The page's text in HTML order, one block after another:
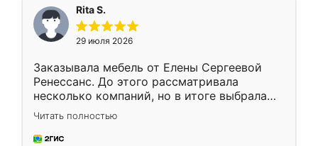
Rita S.
29 июля 2026
Заказывала мебель от Елены Сергеевой
Ренессанс. До этого рассматривала
несколько компаний, но в итоге выбрала
эту. Сначала обговорили условия, потом
приехал замерщик, всё спокойно объяснил
и снял размеры. Изготовили в срок, с
Читать полностью